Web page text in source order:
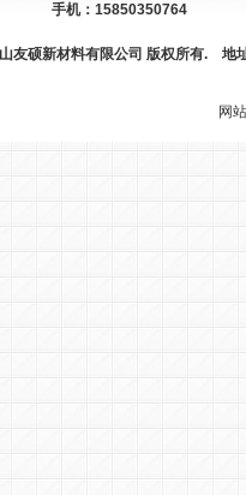
手机：15850350764
友硕新材料有限公司 版权所有. 地
网